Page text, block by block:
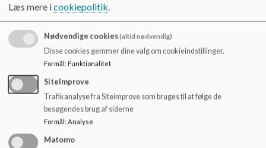
n
LUKKEDAGE 2026
Pædagogik
Den styrkede pædagogiske læreplan
Pædagogisk tilsyn
Forældresamarbejde
Kom og besøg os :-)
Sadelmagervej, Bispebjerg Vuggestue
Kontakt
Ledelse
Teams
Læs mere icookiepolitik.
Nødvendige cookies(altid nødvendig)
Disse cookies gemmer dine valg om cookieindstillinger.
Formål: Funktionalitet
SiteImprove
Trafikanalyse fra Siteimprove som bruges til at følge de
besøgendes brug af siderne
Formål: Analyse
Matomo